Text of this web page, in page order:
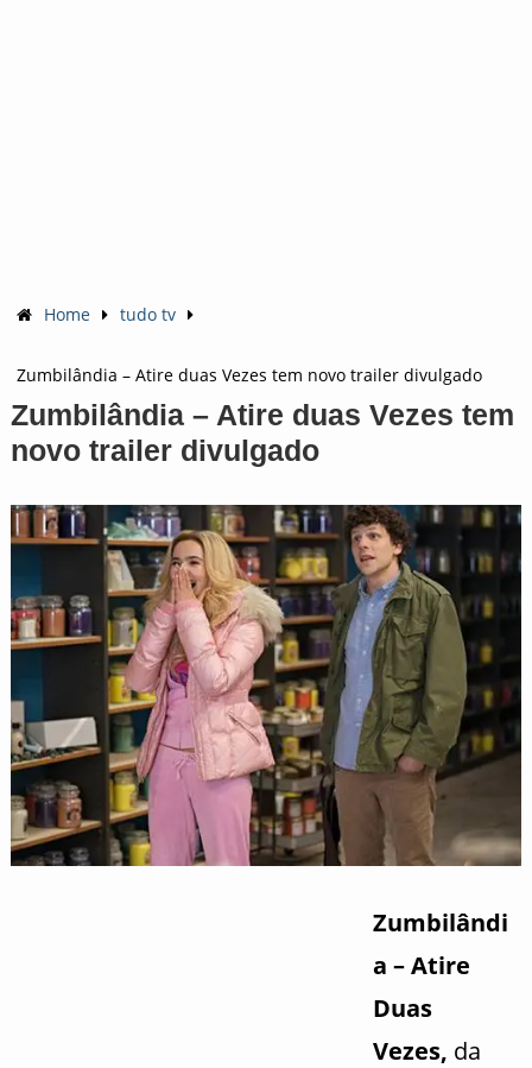
Home tudo tv
Zumbilândia – Atire duas Vezes tem novo trailer divulgado
Zumbilândia – Atire duas Vezes tem
novo trailer divulgado
Zumbilândi
a – Atire
Duas
Vezes, da